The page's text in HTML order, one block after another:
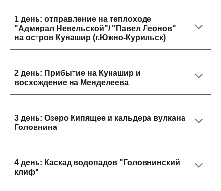
1 день:отправление на теплоходе
"Адмирал Невельской"/ "Павел Леонов"
на остров Кунашир (г.Южно-Курильск)
2 день: Прибытие на Кунашир и
восхождение на Менделеева
3 день:Озеро Кипящее и кальдера вулкана
Головнина
4 день: Каскад водопадов "Головнинский
клиф"